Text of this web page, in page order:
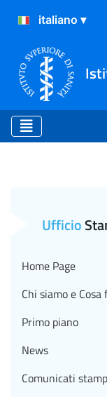
Ufficio
Home Page
Chi siamo e Cosa
Primo piano
News
Comunicati